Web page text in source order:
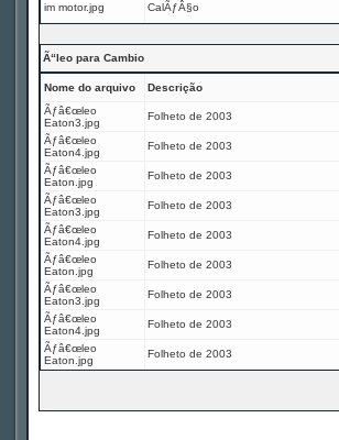
im motor.jpg CalÃƒÂ§o
Ã“leo para Cambio
Nome do arquivo
Descrição
Ãƒâ€œleo
Eaton3.jpg
Folheto de 2003
Ãƒâ€œleo
Eaton4.jpg
Folheto de 2003
Ãƒâ€œleo
Eaton.jpg
Folheto de 2003
Ãƒâ€œleo
Eaton3.jpg
Folheto de 2003
Ãƒâ€œleo
Eaton4.jpg
Folheto de 2003
Ãƒâ€œleo
Eaton.jpg
Folheto de 2003
Ãƒâ€œleo
Eaton3.jpg
Folheto de 2003
Ãƒâ€œleo
Eaton4.jpg
Folheto de 2003
Ãƒâ€œleo
Eaton.jpg
Folheto de 2003